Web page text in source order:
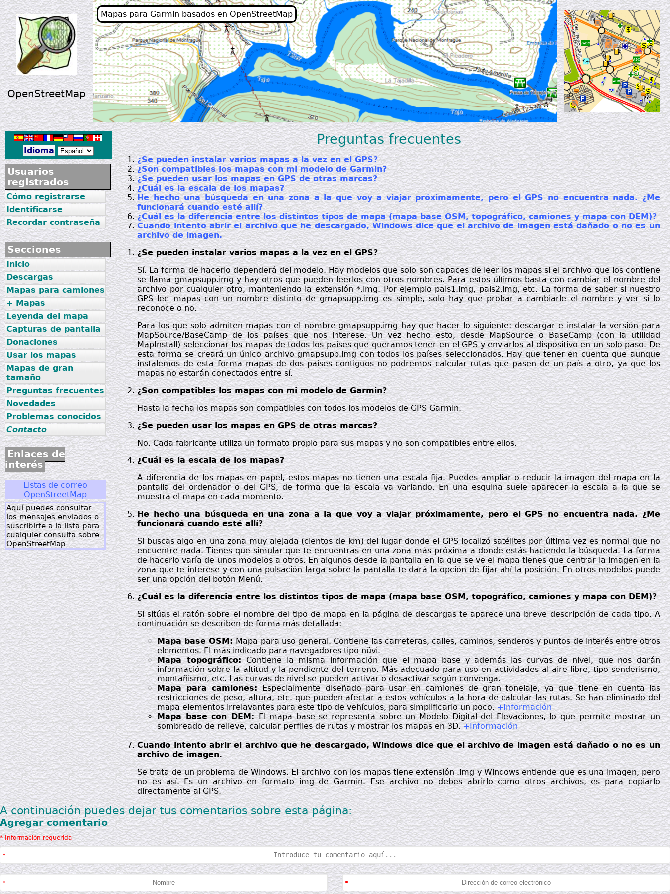
OpenStreetMap
Mapas para Garmin basados en OpenStreetMap
Idioma
Usuarios
registrados
Cómo registrarse
Identificarse
Recordar contraseña
Secciones
Inicio
Descargas
Mapas para camiones
+ Mapas
Leyenda del mapa
Capturas de pantalla
Donaciones
Usar los mapas
Mapas de gran
tamaño
Preguntas frecuentes
Novedades
Problemas conocidos
Contacto
Enlaces de
interés
Listas de correo
OpenStreetMap
Aquí puedes consultar
los mensajes enviados o
suscribirte a la lista para
cualquier consulta sobre
OpenStreetMap
Preguntas frecuentes
¿Se pueden instalar varios mapas a la vez en el GPS?
¿Son compatibles los mapas con mi modelo de Garmin?
¿Se pueden usar los mapas en GPS de otras marcas?
¿Cuál es la escala de los mapas?
He hecho una búsqueda en una zona a la que voy a viajar próximamente, pero el GPS no encuentra nada. ¿Me
funcionará cuando esté allí?
¿Cuál es la diferencia entre los distintos tipos de mapa (mapa base OSM, topográfico, camiones y mapa con DEM)?
Cuando intento abrir el archivo que he descargado, Windows dice que el archivo de imagen está dañado o no es un
archivo de imagen.
¿Se pueden instalar varios mapas a la vez en el GPS?
Sí. La forma de hacerlo dependerá del modelo. Hay modelos que solo son capaces de leer los mapas si el archivo que los contiene
se llama gmapsupp.img y hay otros que pueden leerlos con otros nombres. Para estos últimos basta con cambiar el nombre del
archivo por cualquier otro, manteniendo la extensión *.img. Por ejemplo pais1.img, pais2.img, etc. La forma de saber si nuestro
GPS lee mapas con un nombre distinto de gmapsupp.img es simple, solo hay que probar a cambiarle el nombre y ver si lo
reconoce o no.
Para los que solo admiten mapas con el nombre gmapsupp.img hay que hacer lo siguiente: descargar e instalar la versión para
MapSource/BaseCamp de los países que nos interese. Un vez hecho esto, desde MapSource o BaseCamp (con la utilidad
MapInstall) seleccionar los mapas de todos los países que queramos tener en el GPS y enviarlos al dispositivo en un solo paso. De
esta forma se creará un único archivo gmapsupp.img con todos los países seleccionados. Hay que tener en cuenta que aunque
instalemos de esta forma mapas de dos países contiguos no podremos calcular rutas que pasen de un país a otro, ya que los
mapas no estarán conectados entre sí.
¿Son compatibles los mapas con mi modelo de Garmin?
Hasta la fecha los mapas son compatibles con todos los modelos de GPS Garmin.
¿Se pueden usar los mapas en GPS de otras marcas?
No. Cada fabricante utiliza un formato propio para sus mapas y no son compatibles entre ellos.
¿Cuál es la escala de los mapas?
A diferencia de los mapas en papel, estos mapas no tienen una escala fija. Puedes ampliar o reducir la imagen del mapa en la
pantalla del ordenador o del GPS, de forma que la escala va variando. En una esquina suele aparecer la escala a la que se
muestra el mapa en cada momento.
He hecho una búsqueda en una zona a la que voy a viajar próximamente, pero el GPS no encuentra nada. ¿Me
funcionará cuando esté allí?
Si buscas algo en una zona muy alejada (cientos de km) del lugar donde el GPS localizó satélites por última vez es normal que no
encuentre nada. Tienes que simular que te encuentras en una zona más próxima a donde estás haciendo la búsqueda. La forma
de hacerlo varía de unos modelos a otros. En algunos desde la pantalla en la que se ve el mapa tienes que centrar la imagen en la
zona que te interese y con una pulsación larga sobre la pantalla te dará la opción de fijar ahí la posición. En otros modelos puede
ser una opción del botón Menú.
¿Cuál es la diferencia entre los distintos tipos de mapa (mapa base OSM, topográfico, camiones y mapa con DEM)?
Si sitúas el ratón sobre el nombre del tipo de mapa en la página de descargas te aparece una breve descripción de cada tipo. A
continuación se describen de forma más detallada:
Mapa base OSM:Mapa para uso general. Contiene las carreteras, calles, caminos, senderos y puntos de interés entre otros
elementos. El más indicado para navegadores tipo nüvi.
Mapa topográfico:Contiene la misma información que el mapa base y además las curvas de nivel, que nos darán
información sobre la altitud y la pendiente del terreno. Más adecuado para uso en actividades al aire libre, tipo senderismo,
montañismo, etc. Las curvas de nivel se pueden activar o desactivar según convenga.
Mapa para camiones:Especialmente diseñado para usar en camiones de gran tonelaje, ya que tiene en cuenta las
restricciones de peso, altura, etc. que pueden afectar a estos vehículos a la hora de calcular las rutas. Se han eliminado del
mapa elementos irrelavantes para este tipo de vehículos, para simplificarlo un poco.+Información
Mapa base con DEM:El mapa base se representa sobre un Modelo Digital del Elevaciones, lo que permite mostrar un
sombreado de relieve, calcular perfiles de rutas y mostrar los mapas en 3D.+Información
Cuando intento abrir el archivo que he descargado, Windows dice que el archivo de imagen está dañado o no es un
archivo de imagen.
Se trata de un problema de Windows. El archivo con los mapas tiene extensión .img y Windows entiende que es una imagen, pero
no es así. Es un archivo en formato img de Garmin. Ese archivo no debes abrirlo como otros archivos, es para copiarlo
directamente al GPS.
A continuación puedes dejar tus comentarios sobre esta página:
Agregar comentario
* Información requerida